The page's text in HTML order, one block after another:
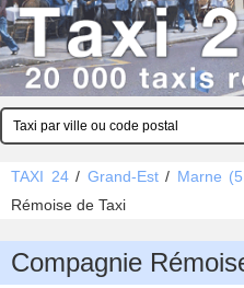
TAXI 24/ Grand-Est/ Marne
Rémoise de Taxi
Compagnie